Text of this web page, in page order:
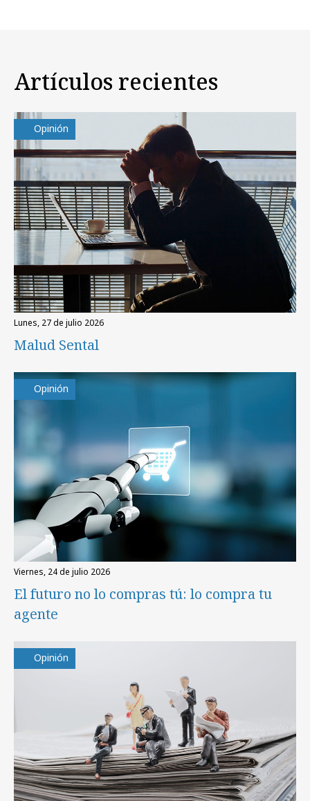
Artículos recientes
Opinión
lunes, 27 de julio 2026
Malud Sental
Opinión
viernes, 24 de julio 2026
El futuro no lo compras tú: lo compra tu
agente
Opinión